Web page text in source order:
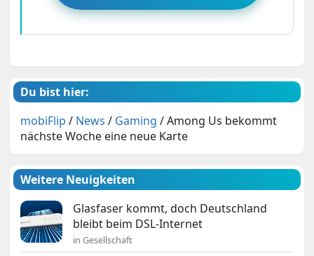
Du bist hier:
mobiFlip / News / Gaming /Among Us bekommt
nächste Woche eine neue Karte
Weitere Neuigkeiten
Glasfaser kommt, doch Deutschland
bleibt beim DSL-Internet
in Gesellschaft